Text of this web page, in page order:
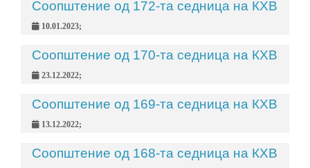
Соопштение од 172-та седница на КХВ
10.01.2023;
Соопштение од 170-та седница на КХВ
23.12.2022;
Соопштение од 169-та седница на КХВ
13.12.2022;
Соопштение од 168-та седница на КХВ